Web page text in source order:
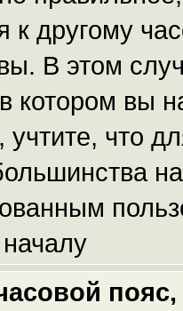
к другому
В этом
котором вы
что